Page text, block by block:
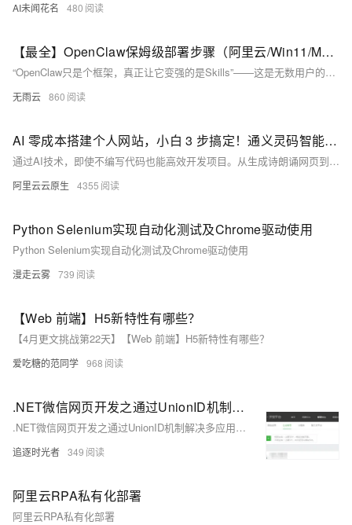
AI未闻花名 480
【最全】OpenClaw保姆级部署步骤（阿里云/Win11/MacOS/Linux）+必装SKill清单+FAQ，让AI成为全能助手！
“OpenClaw只是个框架，真正让它变强的是Skills”——这是无数用户的实战心得。2026年ClawHub技能市场持续扩容，但多数用户仍面临“选技能难、用技能乱”的困境：要么找不到适配场景的工具，要么安装后不知如何发挥价值。参考文章作者从数据分析、文件管理、视频处理等核心场景出发，精选出一批高实用度技能，用真实案例验证了“装对技能=效率翻倍”的核心逻辑。
无雨云 860
AI 零成本搭建个人网站，小白 3 步搞定！通义灵码智能体+MCP 新玩法
通过AI技术，即使不编写代码也能高效开发项目。从生成诗朗诵网页到3D游戏创建，这些令人惊叹的操作如今触手可及。经过摸索，我利用AI成功上线了个人站点：https://koi0101-max.github.io/web。无需一行代码，借助强大的工具即可实现创意，让开发变得简单快捷！
阿里云云原生 4355
Python Selenium实现自动化测试及Chrome驱动使用
Python Selenium实现自动化测试及Chrome驱动使用
漫走云雾 739
【Web 前端】H5新特性有哪些？
【4月更文挑战第22天】【Web 前端】H5新特性有哪些？
爱吃糖的范同学 968
.NET微信网页开发之通过UnionID机制解决多应用用户帐号统一问题
.NET微信网页开发之通过UnionID机制解决多应用用户帐号统一问题
追逐时光者 349
阿里云RPA私有化部署
阿里云RPA私有化部署